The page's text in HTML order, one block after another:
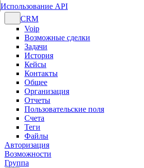
Использование API
CRM
Voip
Возможные сделки
Задачи
История
Кейсы
Контакты
Общее
Организация
Отчеты
Пользовательские поля
Счета
Теги
Файлы
Авторизация
Возможности
Группа